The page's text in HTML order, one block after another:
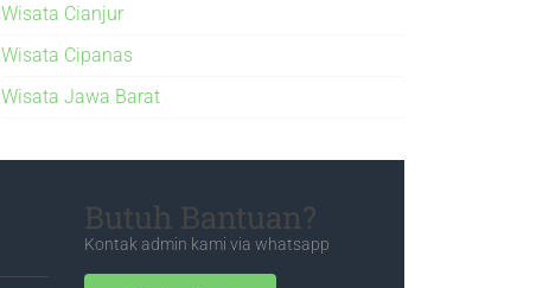
Wisata Cianjur
Wisata Cipanas
Wisata Jawa Barat
Butuh Bantuan?
Kontak admin kami via whatsapp